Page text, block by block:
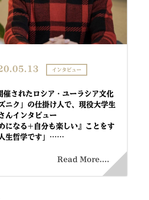
インタビュー
催されたロシア・ユーラシア文化
ニク」の仕掛け人で、現役大学生
んインタビュー
になる+自分も楽しい』ことをす
生哲学です」……
Read More....